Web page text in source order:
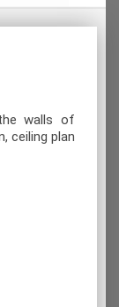
walls of
ceiling plan